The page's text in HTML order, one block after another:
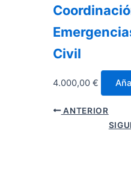
Civil
4.000,00 €
ANTERIOR